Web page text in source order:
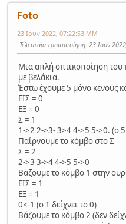
Foto
23 Ιουν 2022, 07:22:53 ΜΜ
Τελευταία τροποποίηση: 23 Ιουν
Μια απλή οπτικοποίηση του
με βελάκια.
Έστω έχουμε 5 μόνο κενούς
ΕΙΣ = 0
ΕΞ = 0
Σ = 1
1->2 2->3- 3>4 4->5 5->0. (ο 5
Παίρνουμε το κόμβο στο Σ
Σ = 2
2->3 3->4 4->5 5->0
Βάζουμε το κόμβο 1 στην
ΕΙΣ = 1
ΕΞ = 1
0<-1 (ο 1 δείχνει το 0)
Βάζουμε το κόμβο 2 (δεν